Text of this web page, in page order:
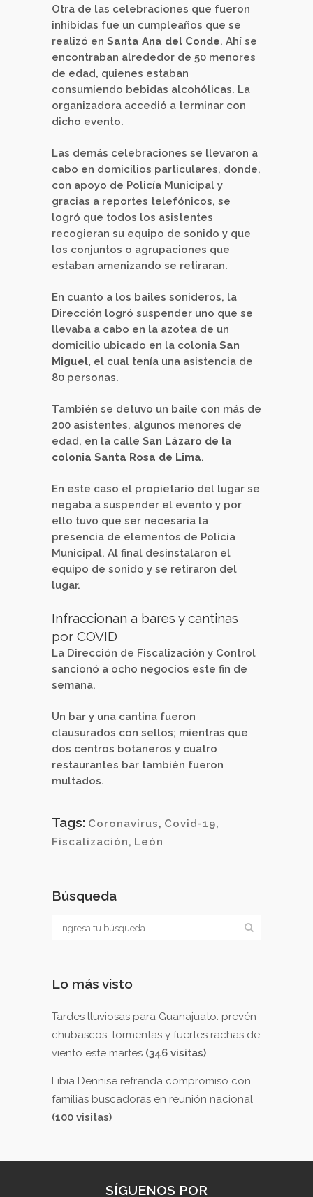
Otra de las celebraciones que fueron
inhibidas fue un cumpleaños que se
realizó en Santa Ana del Conde. Ahí se
encontraban alrededor de 50 menores
de edad, quienes estaban
consumiendo bebidas alcohólicas. La
organizadora accedió a terminar con
dicho evento.
Las demás celebraciones se llevaron a
cabo en domicilios particulares, donde,
con apoyo de Policía Municipal y
gracias a reportes telefónicos, se
logró que todos los asistentes
recogieran su equipo de sonido y que
los conjuntos o agrupaciones que
estaban amenizando se retiraran.
En cuanto a los bailes sonideros, la
Dirección logró suspender uno que se
llevaba a cabo en la azotea de un
domicilio ubicado en la colonia San
Miguel, el cual tenía una asistencia de
80 personas.
También se detuvo un baile con más de
200 asistentes, algunos menores de
edad, en la calle San Lázaro de la
colonia Santa Rosa de Lima.
En este caso el propietario del lugar se
negaba a suspender el evento y por
ello tuvo que ser necesaria la
presencia de elementos de Policía
Municipal. Al final desinstalaron el
equipo de sonido y se retiraron del
lugar.
Infraccionan a bares y cantinas
por COVID
La Dirección de Fiscalización y Control
sancionó a ocho negocios este fin de
semana.
Un bar y una cantina fueron
clausurados con sellos; mientras que
dos centros botaneros y cuatro
restaurantes bar también fueron
multados.
Tags: Coronavirus, Covid-19,
Fiscalización, León
Búsqueda
Lo más visto
Tardes lluviosas para Guanajuato: prevén
chubascos, tormentas y fuertes rachas de
viento este martes (346 visitas)
Libia Dennise refrenda compromiso con
familias buscadoras en reunión nacional
(100 visitas)
SÍGUENOS POR